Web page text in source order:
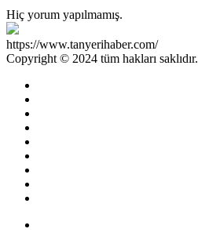
Hiç yorum yapılmamış.
https://www.tanyerihaber.com/
Copyright © 2024 tüm hakları saklıdır.